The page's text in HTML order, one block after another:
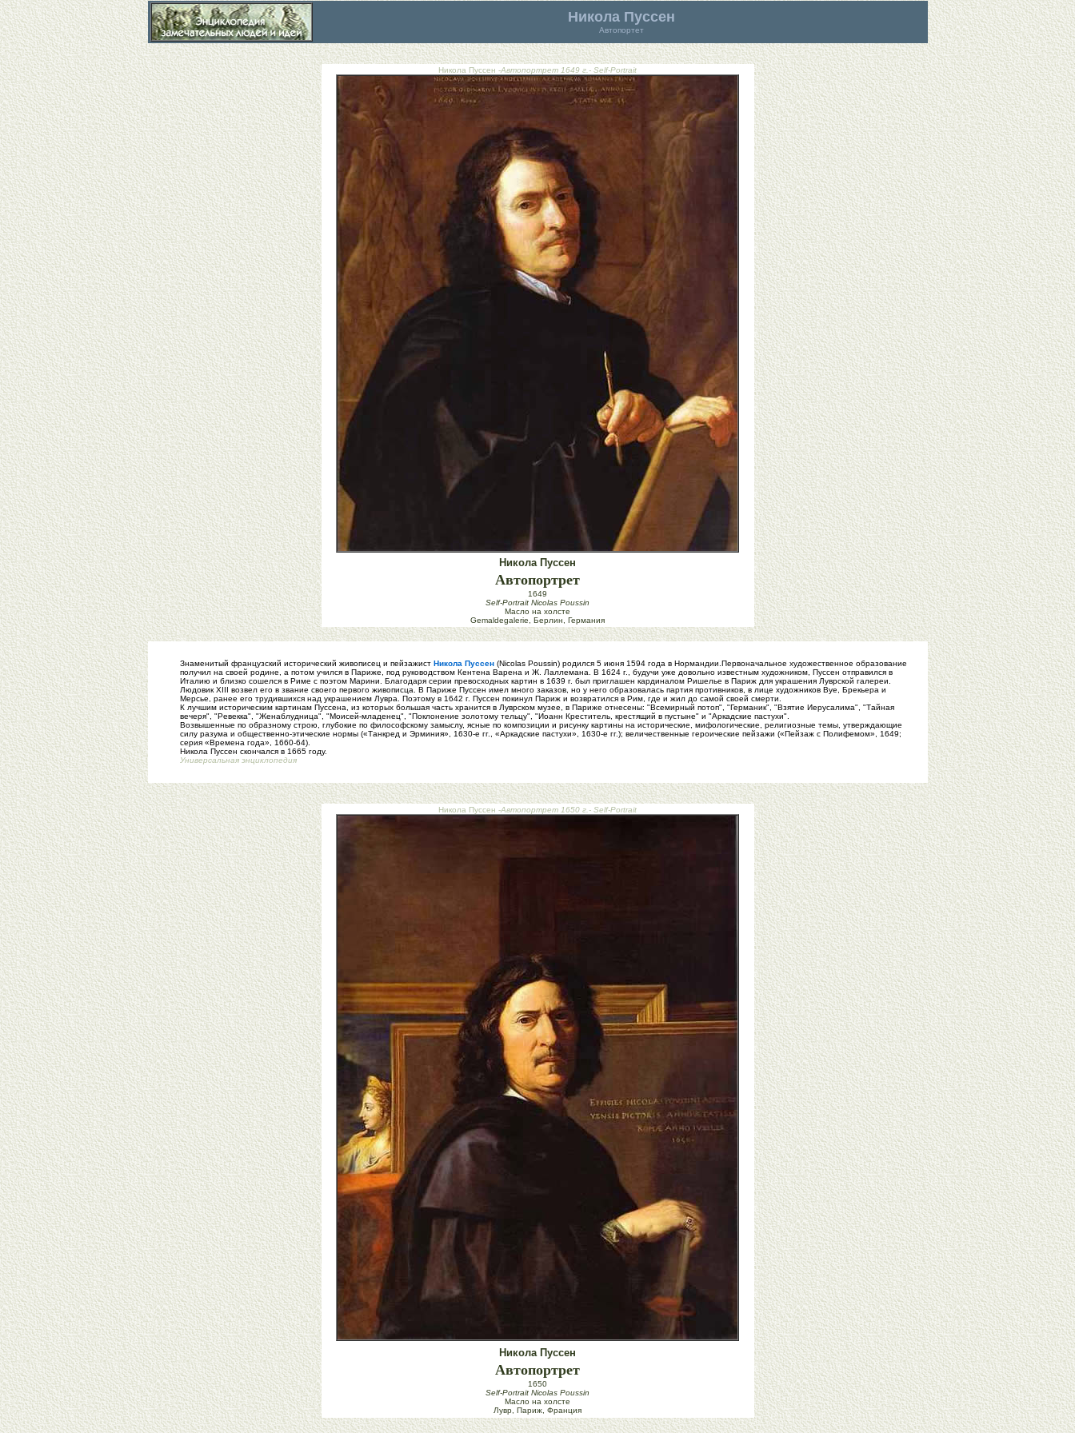
Никола Пуссен
Автопортет
Никола Пуссен -Автопортрет 1649 г.- Self-Portrait
Никола Пуссен
Автопортрет
1649
Self-Portrait Nicolas Poussin
Масло на холсте
Gemaldegalerie, Берлин, Германия
Знаменитый французский исторический живописец и пейзажист Никола Пуссен(Nicolas Poussin) родился 5 июня 1594 года в Нормандии.Первоначальное художественное образование
получил на своей родине, а потом учился в Париже, под руководством Кентена Варена и Ж. Лаллемана. В 1624 г., будучи уже довольно известным художником, Пуссен отправился в
Италию и близко сошелся в Риме с поэтом Марини. Благодаря серии превосходных картин в 1639 г. был приглашен кардиналом Ришелье в Париж для украшения Луврской галереи.
Людовик XIII возвел его в звание своего первого живописца. В Париже Пуссен имел много заказов, но у него образовалась партия противников, в лице художников Bye, Брекьера и
Мерсье, ранее его трудившихся над украшением Лувра. Поэтому в 1642 г. Пуссен покинул Париж и возвратился в Рим, где и жил до самой своей смерти.
К лучшим историческим картинам Пуссена, из которых большая часть хранится в Луврском музее, в Париже отнесены: "Всемирный потоп", "Германик", "Взятие Иерусалима", "Тайная
вечеря", "Ревекка", "Женаблудница", "Моисей-младенец", "Поклонение золотому тельцу", "Иоанн Креститель, крестящий в пустыне" и "Аркадские пастухи".
Возвышенные по образному строю, глубокие по философскому замыслу, ясные по композиции и рисунку картины на исторические, мифологические, религиозные темы, утверждающие
силу разума и общественно-этические нормы («Танкред и Эрминия», 1630-е гг., «Аркадские пастухи», 1630-е гг.); величественные героические пейзажи («Пейзаж с Полифемом», 1649;
серия «Времена года», 1660-64).
Никола Пуссен скончался в 1665 году.
Универсальная энциклопедия
Никола Пуссен -Автопортрет 1650 г.- Self-Portrait
Никола Пуссен
Автопортрет
1650
Self-Portrait Nicolas Poussin
Масло на холсте
Лувр, Париж, Франция